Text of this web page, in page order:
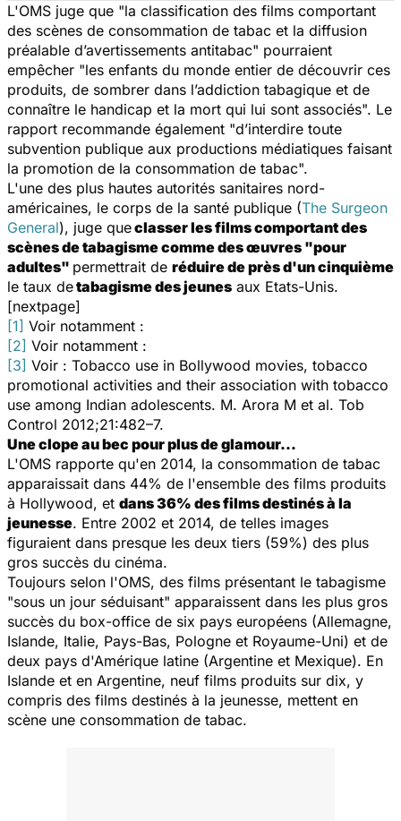
L'OMS juge que "la classification des films comportant
des scènes de consommation de tabac et la diffusion
préalable d’avertissements antitabac" pourraient
empêcher "les enfants du monde entier de découvrir ces
produits, de sombrer dans l’addiction tabagique et de
connaître le handicap et la mort qui lui sont associés". Le
rapport recommande également "d’interdire toute
subvention publique aux productions médiatiques faisant
la promotion de la consommation de tabac".
L'une des plus hautes autorités sanitaires nord-
américaines, le corps de la santé publique (The Surgeon
General), juge queclasser les films comportant des
scènes de tabagisme comme des œuvres "pour
adultes" permettrait de réduire de près d'un cinquième
le taux detabagisme des jeunes aux Etats-Unis.
[nextpage]
[1] Voir notamment :
[2] Voir notamment :
[3] Voir : Tobacco use in Bollywood movies, tobacco
promotional activities and their association with tobacco
use among Indian adolescents. M. Arora M et al. Tob
Control 2012;21:482–7.
Une clope au bec pour plus de glamour…
L'OMS rapporte qu'en 2014, la consommation de tabac
apparaissait dans 44% de l'ensemble des films produits
à Hollywood, et dans 36% des films destinés à la
jeunesse. Entre 2002 et 2014, de telles images
figuraient dans presque les deux tiers (59%) des plus
gros succès du cinéma.
Toujours selon l'OMS, des films présentant le tabagisme
"sous un jour séduisant" apparaissent dans les plus gros
succès du box-office de six pays européens (Allemagne,
Islande, Italie, Pays-Bas, Pologne et Royaume-Uni) et de
deux pays d'Amérique latine (Argentine et Mexique). En
Islande et en Argentine, neuf films produits sur dix, y
compris des films destinés à la jeunesse, mettent en
scène une consommation de tabac.